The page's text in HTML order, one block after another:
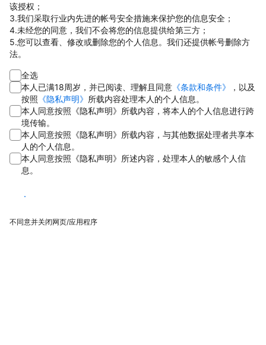
该授权；
3.我们采取行业内先进的帐号安全措施来保护您的信息安全；
4.未经您的同意，我们不会将您的信息提供给第三方；
5.您可以查看、修改或删除您的个人信息。我们还提供帐号删除方
法。
全选
本人已满18周岁，并已阅读、理解且同意 《条款和条件》
，以及
按照 《隐私声明》 所载内容处理本人的个人信息。
本人同意按照《隐私声明》所载内容，将本人的个人信息进行跨
境传输。
本人同意按照《隐私声明》所载内容，与其他数据处理者共享本
人的个人信息。
本人同意按照《隐私声明》所述内容，处理本人的敏感个人信
息。
同意
不同意并关闭网页/应用程序